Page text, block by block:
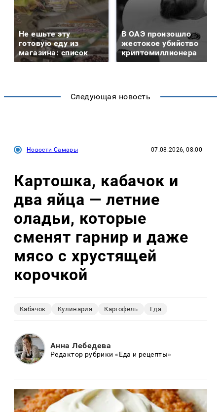
Не ешьте эту
готовую еду из
магазина: список
В ОАЭ произошло
жестокое убийство
криптомиллионера
Следующая новость
Новости Самары 07.08.2026, 08:00
Картошка, кабачок и
два яйца — летние
оладьи, которые
сменят гарнир и даже
мясо с хрустящей
корочкой
Кабачок Кулинария Картофель Еда
Анна Лебедева
Редактор рубрики «Еда и рецепты»